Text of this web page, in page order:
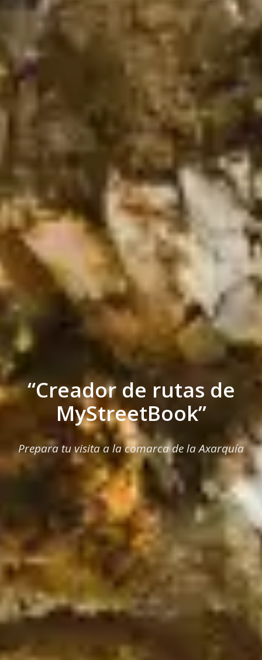
“Creador de rutas de
MyStreetBook”
Prepara tu visita a la comarca de la Axarquía